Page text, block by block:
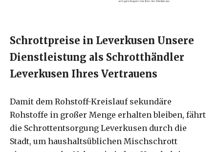
Schrottpreise in Leverkusen Unsere
Dienstleistung als Schrotthändler
Leverkusen Ihres Vertrauens
Damit dem Rohstoff-Kreislauf sekundäre
Rohstoffe in großer Menge erhalten bleiben, fährt
die Schrottentsorgung Leverkusen durch die
Stadt, um haushaltsüblichen Mischschrott